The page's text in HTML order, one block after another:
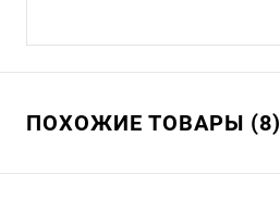
ПОХОЖИЕ ТОВАРЫ (8)